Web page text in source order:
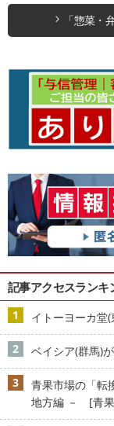
「惣菜・
記事アクセスランキ
イトーヨーカ
ベイシア(群馬)
青果市場の「
地方編 － [青